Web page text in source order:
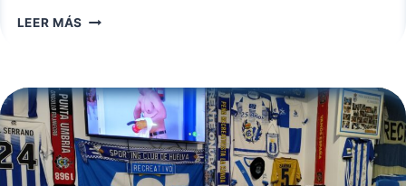
LEER MÁS LA
MILENIO
ACOGE
UNA
NUEVA
CHARLA